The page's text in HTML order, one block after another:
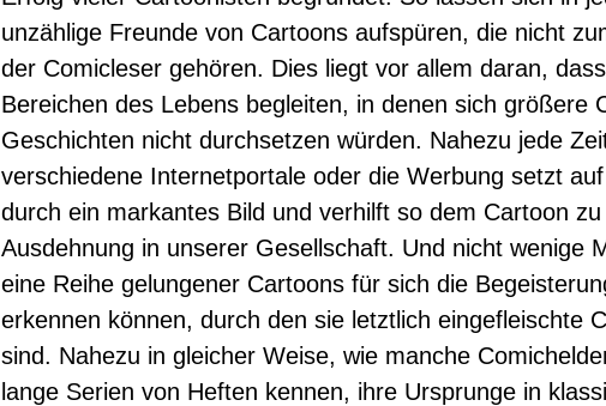
unzählige Freunde von Cartoons aufspüren, die nicht
der Comicleser gehören. Dies liegt vor allem daran,
Bereichen des Lebens begleiten, in denen sich größere
Geschichten nicht durchsetzen würden. Nahezu jede
verschiedene Internetportale oder die Werbung setzt
durch ein markantes Bild und verhilft so dem Cartoon
Ausdehnung in unserer Gesellschaft. Und nicht wenige
eine Reihe gelungener Cartoons für sich die
erkennen können, durch den sie letztlich eingefleischte
sind. Nahezu in gleicher Weise, wie manche
lange Serien von Heften kennen, ihre Ursprunge in